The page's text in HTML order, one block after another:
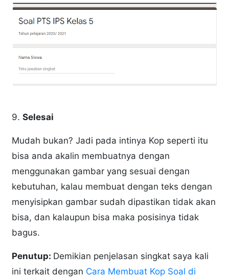
9.Selesai
Mudah bukan? Jadi pada intinya Kop seperti itu
bisa anda akalin membuatnya dengan
menggunakan gambar yang sesuai dengan
kebutuhan, kalau membuat dengan teks dengan
menyisipkan gambar sudah dipastikan tidak akan
bisa, dan kalaupun bisa maka posisinya tidak
bagus.
Penutup: Demikian penjelasan singkat saya kali
ini terkait dengan Cara Membuat Kop Soal di